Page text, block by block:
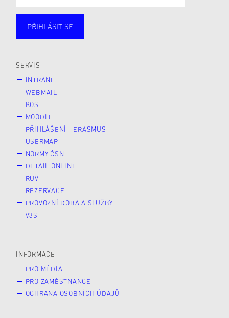
PŘIHLÁSIT SE
SERVIS
INTRANET
WEBMAIL
KOS
MOODLE
PŘIHLÁŠENÍ - ERASMUS
USERMAP
NORMY ČSN
DETAIL ONLINE
RUV
REZERVACE
PROVOZNÍ DOBA A SLUŽBY
V3S
INFORMACE
PRO MÉDIA
PRO ZAMĚSTNANCE
OCHRANA OSOBNÍCH ÚDAJŮ